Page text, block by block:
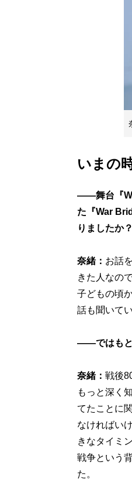
いまの
——舞台『
た『War
りましたか？
奈緒： お話
きた人なの
子どもの頃
話も聞いて
——ではもと
奈緒： 戦後
もっと深く
てたことに
なければい
きなタイミ
戦争という
た。